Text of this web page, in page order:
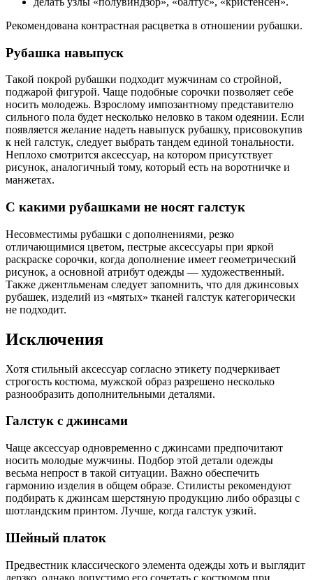
Рекомендована контрастная расцветка в отношении рубашки.
Рубашка навыпуск
Такой покрой рубашки подходит мужчинам со стройной,
поджарой фигурой. Чаще подобные сорочки позволяет себе
носить молодежь. Взрослому импозантному представителю
сильного пола будет несколько неловко в таком одеянии. Если
появляется желание надеть навыпуск рубашку, присовокупив
к ней галстук, следует выбрать тандем единой тональности.
Неплохо смотрится аксессуар, на котором присутствует
рисунок, аналогичный тому, который есть на воротничке и
манжетах.
С какими рубашками не носят галстук
Несовместимы рубашки с дополнениями, резко
отличающимися цветом, пестрые аксессуары при яркой
раскраске сорочки, когда дополнение имеет геометрический
рисунок, а основной атрибут одежды — художественный.
Также джентльменам следует запомнить, что для джинсовых
рубашек, изделий из «мятых» тканей галстук категорически
не подходит.
Исключения
Хотя стильный аксессуар согласно этикету подчеркивает
строгость костюма, мужской образ разрешено несколько
разнообразить дополнительными деталями.
Галстук с джинсами
Чаще аксессуар одновременно с джинсами предпочитают
носить молодые мужчины. Подбор этой детали одежды
весьма непрост в такой ситуации. Важно обеспечить
гармонию изделия в общем образе. Стилисты рекомендуют
подбирать к джинсам шерстяную продукцию либо образцы с
шотландским принтом. Лучше, когда галстук узкий.
Шейный платок
Предвестник классического элемента одежды хоть и выглядит
дерзко, однако допустимо его сочетать с костюмом при